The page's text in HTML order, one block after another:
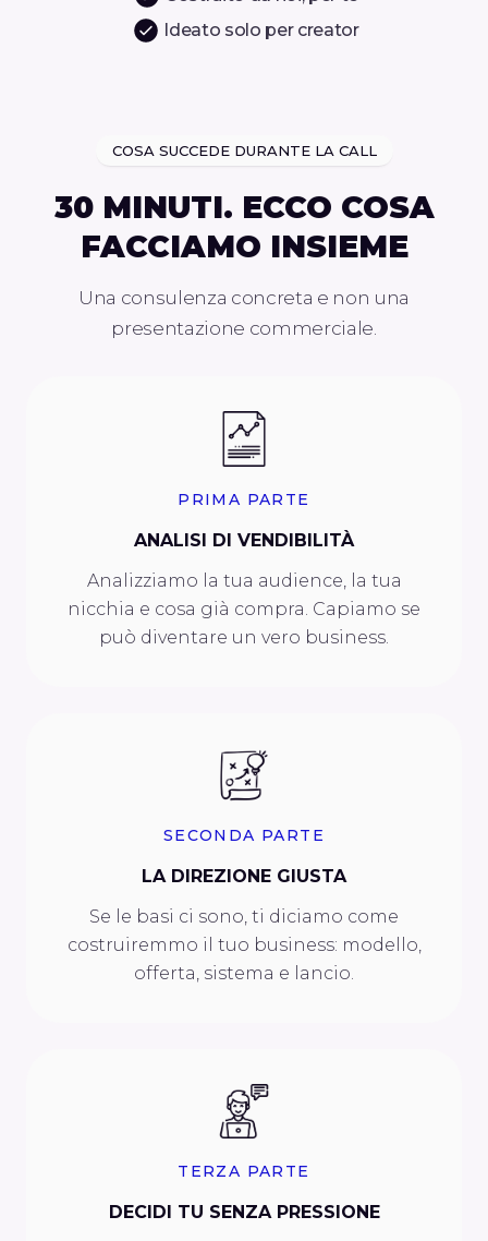
Ideato solo per creator
COSA SUCCEDE DURANTE LA CALL
30 MINUTI. ECCO COSA
FACCIAMO INSIEME
Una consulenza concreta e non una
presentazione commerciale.
PRIMA PARTE
ANALISI DI VENDIBILITÀ
Analizziamo la tua audience, la tua
nicchia e cosa già compra. Capiamo se
può diventare un vero business.
SECONDA PARTE
LA DIREZIONE GIUSTA
Se le basi ci sono, ti diciamo come
costruiremmo il tuo business: modello,
offerta, sistema e lancio.
TERZA PARTE
DECIDI TU SENZA PRESSIONE